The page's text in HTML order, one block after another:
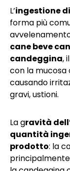
L’ingestione
forma più
cane beve
candeggina,
con la mucosa
causando
gravi, ustioni.
La gravità
quantità
prodotto: la